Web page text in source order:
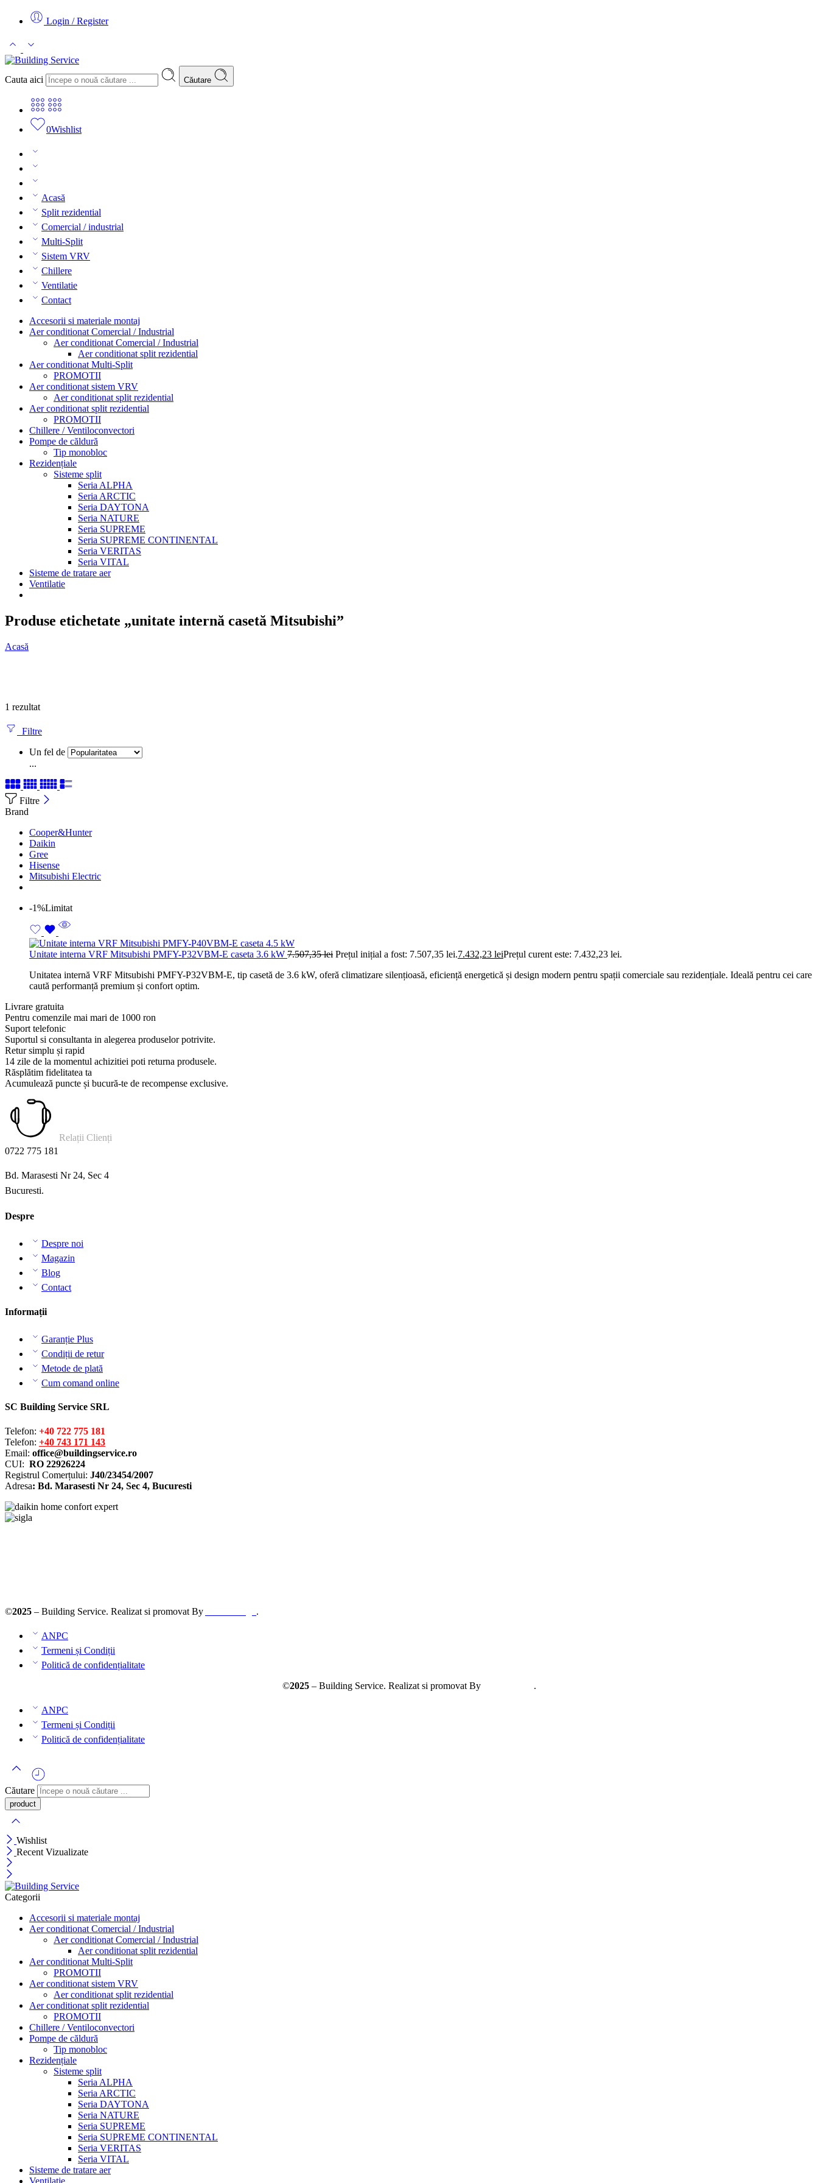
Login / Register
Cauta aici Căutare
0Wishlist
Acasă
Split rezidential
Comercial / industrial
Multi-Split
Sistem VRV
Chillere
Ventilatie
Contact
Accesorii si materiale montaj
Aer conditionat Comercial / Industrial
Aer conditionat Comercial / Industrial
Aer conditionat split rezidential
Aer conditionat Multi-Split
PROMOTII
Aer conditionat sistem VRV
Aer conditionat split rezidential
Aer conditionat split rezidential
PROMOTII
Chillere / Ventiloconvectori
Pompe de căldură
Tip monobloc
Rezidențiale
Sisteme split
Seria ALPHA
Seria ARCTIC
Seria DAYTONA
Seria NATURE
Seria SUPREME
Seria SUPREME CONTINENTAL
Seria VERITAS
Seria VITAL
Sisteme de tratare aer
Ventilatie
Produse etichetate „unitate internă casetă Mitsubishi”
Acasă
1 rezultat
Filtre
Un fel de
...
Filtre
Brand
Cooper&Hunter
Daikin
Gree
Hisense
Mitsubishi Electric
-1%Limitat
Unitate interna VRF Mitsubishi PMFY-P32VBM-E caseta 3.6 kW 7.507,35lei Prețul inițial a fost: 7.507,35 lei.7.432,23 leiPrețul curent este: 7.432,23 lei.
Unitatea internă VRF Mitsubishi PMFY-P32VBM-E, tip casetă de 3.6 kW, oferă climatizare silențioasă, eficiență energetică și design modern pentru spații comerciale sau rezidențiale. Ideală pentru cei care
caută performanță premium și confort optim.
Livrare gratuita
Pentru comenzile mai mari de 1000 ron
Suport telefonic
Suportul si consultanta in alegerea produselor potrivite.
Retur simplu și rapid
14 zile de la momentul achizitiei poti returna produsele.
Răsplătim fidelitatea ta
Acumulează puncte și bucură-te de recompense exclusive.
Relații Clienți
0722 775 181
Bd. Marasesti Nr 24, Sec 4
Bucuresti.
Despre
Despre noi
Magazin
Blog
Contact
Informații
Garanție Plus
Condiții de retur
Metode de plată
Cum comand online
SC Building Service SRL
Telefon: +40 722 775 181
Telefon: +40 743 171 143
Email: office@buildingservice.ro
CUI: RO 22926224
Registrul Comerțului: J40/23454/2007
Adresa: Bd. Marasesti Nr 24, Sec 4, Bucuresti
©2025 – Building Service. Realizat si promovat By .
ANPC
Termeni și Condiții
Politică de confidențialitate
©2025– Building Service. Realizat si promovat By .
ANPC
Termeni și Condiții
Politică de confidențialitate
Căutare
Wishlist
Recent Vizualizate
Categorii
Accesorii si materiale montaj
Aer conditionat Comercial / Industrial
Aer conditionat Comercial / Industrial
Aer conditionat split rezidential
Aer conditionat Multi-Split
PROMOTII
Aer conditionat sistem VRV
Aer conditionat split rezidential
Aer conditionat split rezidential
PROMOTII
Chillere / Ventiloconvectori
Pompe de căldură
Tip monobloc
Rezidențiale
Sisteme split
Seria ALPHA
Seria ARCTIC
Seria DAYTONA
Seria NATURE
Seria SUPREME
Seria SUPREME CONTINENTAL
Seria VERITAS
Seria VITAL
Sisteme de tratare aer
Ventilatie